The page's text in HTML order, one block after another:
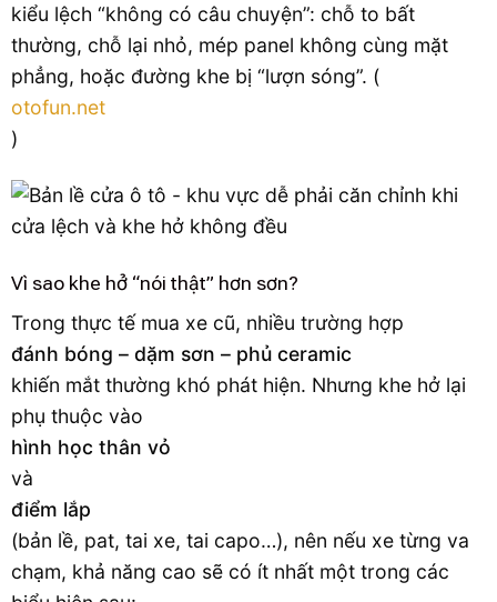
kiểu lệch “không có câu chuyện”: chỗ to bất
thường, chỗ lại nhỏ, mép panel không cùng mặt
phẳng, hoặc đường khe bị “lượn sóng”. (
otofun.net
)
Vì sao khe hở “nói thật” hơn sơn?
Trong thực tế mua xe cũ, nhiều trường hợp
đánh bóng – dặm sơn – phủ ceramic
khiến mắt thường khó phát hiện. Nhưng khe hở lại
phụ thuộc vào
hình học thân vỏ
và
điểm lắp
(bản lề, pat, tai xe, tai capo…), nên nếu xe từng va
chạm, khả năng cao sẽ có ít nhất một trong các